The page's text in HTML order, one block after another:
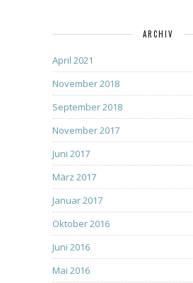
ARCHIV
April 2021
November 2018
September 2018
November 2017
Juni 2017
März 2017
Januar 2017
Oktober 2016
Juni 2016
Mai 2016